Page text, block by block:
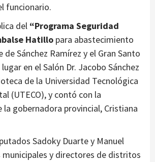
funcionario.
del “Programa Seguridad
Hatillo para abastecimiento
de Sánchez Ramírez y el Gran Santo
en el Salón Dr. Jacobo Sánchez
de la Universidad Tecnológica
(UTECO), y contó con la
la gobernadora provincial, Cristiana
Sadoky Duarte y Manuel
municipales y directores de distritos